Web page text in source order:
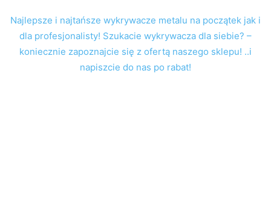
Najlepsze i najtańsze wykrywacze metalu na początek jak i
dla profesjonalisty! Szukacie wykrywacza dla siebie? –
koniecznie zapoznajcie się z ofertą naszego sklepu! ..i
napiszcie do nas po rabat!